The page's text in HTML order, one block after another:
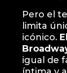
Pero el
limita
icónico.
igual de